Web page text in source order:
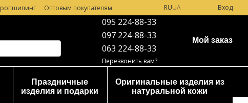
Оптовым покупателям
RUUA Вход
095 224-88-33
097 224-88-33
063 224-88-33
Перезвонить вам?
Мой заказ
Праздничные
изделия и подарки
Оригинальные изделия из
натуральной кожи